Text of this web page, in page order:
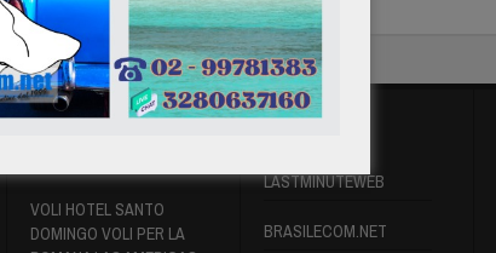
« Mag
VOLI SANTO
VOLI HOTEL SANTO
DOMINGO VOLI PER LA
PARTNER
LASTMINUTEWEB
BRASILECOM.NET